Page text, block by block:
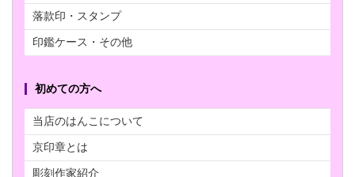
落款印・スタンプ
印鑑ケース・その他
初めての方へ
当店のはんこについて
京印章とは
彫刻作家紹介